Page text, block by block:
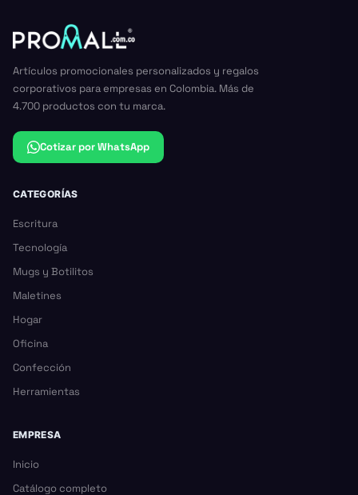
Artículos promocionales personalizados y regalos
corporativos para empresas en Colombia. Más de
4.700 productos con tu marca.
Cotizar por WhatsApp
CATEGORÍAS
Escritura
Tecnología
Mugs y Botilitos
Maletines
Hogar
Oficina
Confección
Herramientas
EMPRESA
Inicio
Catálogo completo